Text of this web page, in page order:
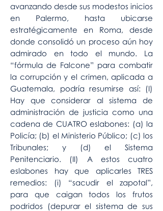
avanzando desde sus modestos inicios
en Palermo, hasta ubicarse
estratégicamente en Roma, desde
donde consolidó un proceso aún hoy
admirado en todo el mundo. La
“fórmula de Falcone” para combatir
la corrupción y el crimen, aplicada a
Guatemala, podría resumirse así: (I)
Hay que considerar al sistema de
administración de justicia como una
cadena de CUATRO eslabones: (a) la
Policía; (b) el Ministerio Público; (c) los
Tribunales; y (d) el Sistema
Penitenciario. (II) A estos cuatro
eslabones hay que aplicarles TRES
remedios: (i) “sacudir el zapotal”,
para que caigan todos los frutos
podridos (depurar el sistema de sus